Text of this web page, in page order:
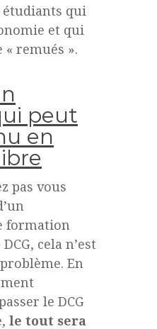
étudiants qui
et qui
« remués ».
peut
en
pas vous
formation
cela n’est
En
le DCG
le tout sera